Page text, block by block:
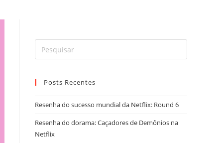
Posts Recentes
Resenha do sucesso mundial da Netflix: Round 6
Resenha do dorama: Caçadores de Demônios na
Netflix